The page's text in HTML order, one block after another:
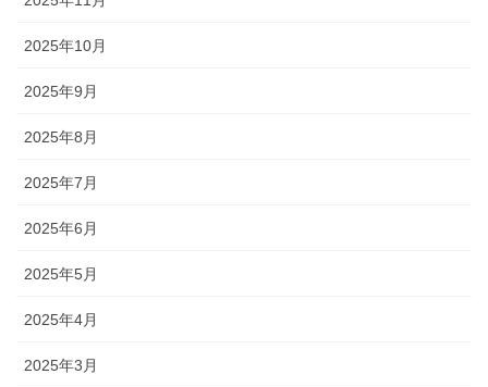
2025年10月
2025年9月
2025年8月
2025年7月
2025年6月
2025年5月
2025年4月
2025年3月